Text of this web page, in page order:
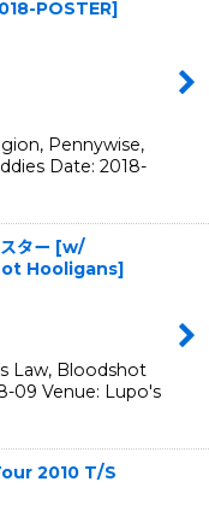
POSTER]
Pennywise,
Date: 2018-
ター [w/
Hooligans]
Law, Bloodshot
09 Venue: Lupo's
2010 T/S